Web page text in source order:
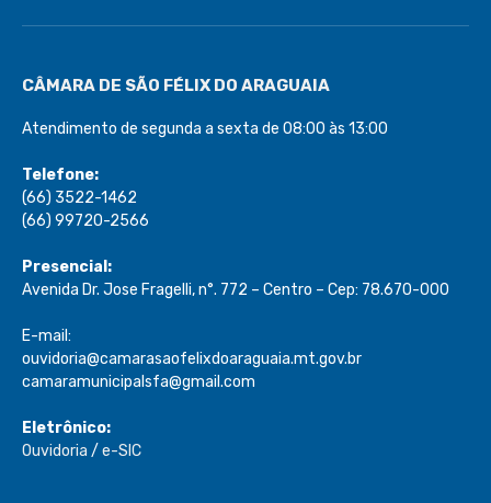
CÂMARA DE SÃO FÉLIX DO ARAGUAIA
Atendimento de segunda a sexta de 08:00 às 13:00
Telefone:
(66) 3522-1462
(66) 99720-2566
Presencial:
Avenida Dr. Jose Fragelli, n°. 772 – Centro – Cep: 78.670-000
E-mail:
ouvidoria@camarasaofelixdoaraguaia.mt.gov.br
camaramunicipalsfa@gmail.com
Eletrônico:
Ouvidoria / e-SIC